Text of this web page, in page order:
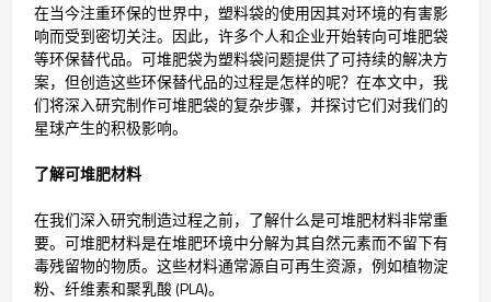
在当今注重环保的世界中，塑料袋的使用因其对环境的有害影
响而受到密切关注。因此，许多个人和企业开始转向可堆肥袋
等环保替代品。可堆肥袋为塑料袋问题提供了可持续的解决方
案，但创造这些环保替代品的过程是怎样的呢？在本文中，我
们将深入研究制作可堆肥袋的复杂步骤，并探讨它们对我们的
星球产生的积极影响。
了解可堆肥材料
在我们深入研究制造过程之前，了解什么是可堆肥材料非常重
要。可堆肥材料是在堆肥环境中分解为其自然元素而不留下有
毒残留物的物质。这些材料通常源自可再生资源，例如植物淀
粉、纤维素和聚乳酸 (PLA)。